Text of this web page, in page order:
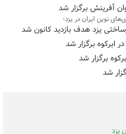
برگزار شد
نوین ایران در یزد؛
یزد هدف بازدید کانون شد
ابرکوه برگزار شد
برگزار شد
شد
یزد